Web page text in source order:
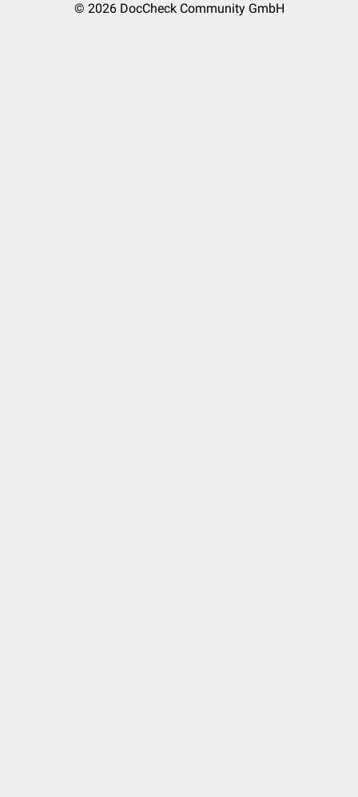
© 2026 DocCheck Community GmbH